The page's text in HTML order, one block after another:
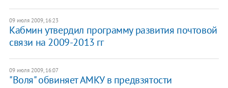
09 июля 2009, 16:23
Кабмин утвердил программу развития почтовой
связи на 2009-2013 гг
09 июля 2009, 16:07
"Воля" обвиняет АМКУ в предвзятости